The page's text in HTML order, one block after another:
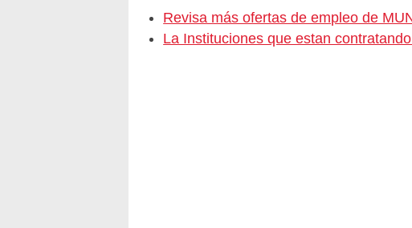
Revisa más ofertas de empleo de
La Instituciones que estan